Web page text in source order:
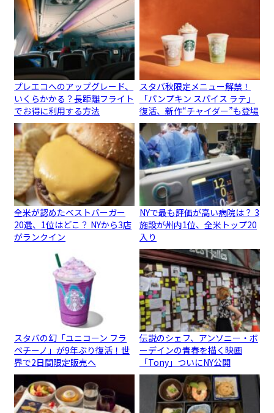
プレエコへのアップグレード、
いくらかかる？長距離フライト
でお得に利用する方法
スタバ秋限定メニュー解禁！
「パンプキン スパイス ラテ」
復活、新作“チャイダー”も登場
全米が認めたベストバーガー
20選、1位はどこ？ NYから3店
がランクイン
NYで最も評価が高い病院は？ 3
施設が州内1位、全米トップ20
入り
スタバの幻「ユニコーン フラ
ペチーノ」が9年ぶり復活！世
界で2日間限定販売へ
伝説のシェフ、アンソニー・ボ
ーデインの青春を描く映画
「Tony」ついにNY公開